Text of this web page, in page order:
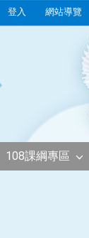
登入 網站導覽
108課綱專區